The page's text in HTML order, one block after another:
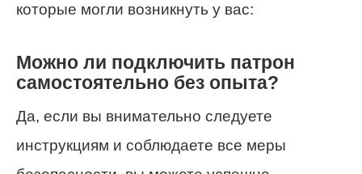
которые могли возникнуть у вас:
Можно ли подключить патрон
самостоятельно без опыта?
Да, если вы внимательно следуете
инструкциям и соблюдаете все меры